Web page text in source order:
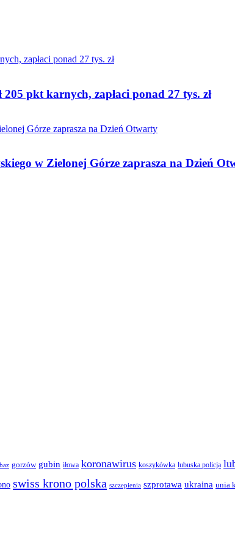
pkt karnych, zapłaci ponad 27 tys. zł
w Zielonej Górze zaprasza na Dzień
gorzów gubin iłowa koronawirus koszykówka lubuska policja
swiss krono polska szczepienia szprotawa ukraina unia